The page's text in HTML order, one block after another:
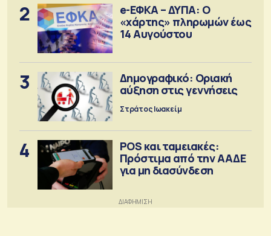
2
e-ΕΦΚΑ – ΔΥΠΑ: Ο
«χάρτης» πληρωμών έως
14 Αυγούστου
3
Δημογραφικό: Οριακή
αύξηση στις γεννήσεις
Στράτος Ιωακείμ
4
POS και ταμειακές:
Πρόστιμα από την ΑΑΔΕ
για μη διασύνδεση